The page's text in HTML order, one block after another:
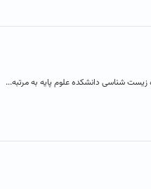
شناسی دانشکده علوم پایه به مرتبه...